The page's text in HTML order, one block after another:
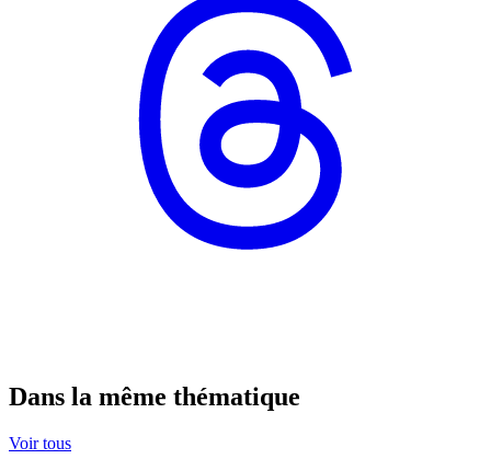
Dans la même thématique
Voir tous